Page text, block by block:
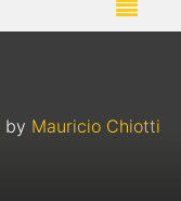
by Mauricio Chiotti